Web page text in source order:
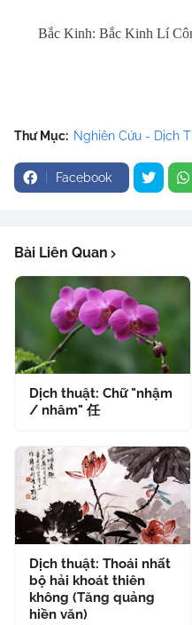
Bắc Kinh: Bắc Kinh Lí
Thư Mục: Nghiên Cứu - Dịch
Facebook
Bài Liên Quan
Dịch thuật: Chữ "nhậm
/ nhâm" 任
Dịch thuật: Thoái nhất
bộ hải khoát thiên
không (Tăng quảng
hiền văn)